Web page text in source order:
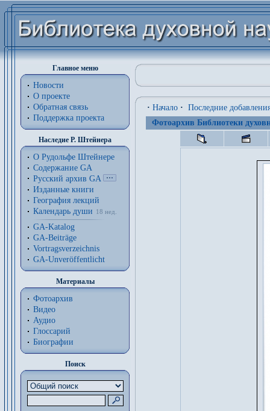
Главное меню
Новости
О проекте
Обратная связь
Поддержка проекта
Наследие Р. Штейнера
О Рудольфе Штейнере
Содержание GA
Русский архив GA
Изданные книги
География лекций
Календарь души
18 нед.
GA-Katalog
GA-Beiträge
Vortragsverzeichnis
GA-Unveröffentlicht
Материалы
Фотоархив
Видео
Аудио
Глоссарий
Биографии
Поиск
· Начало · Последние
Фотоархив Библиотеки